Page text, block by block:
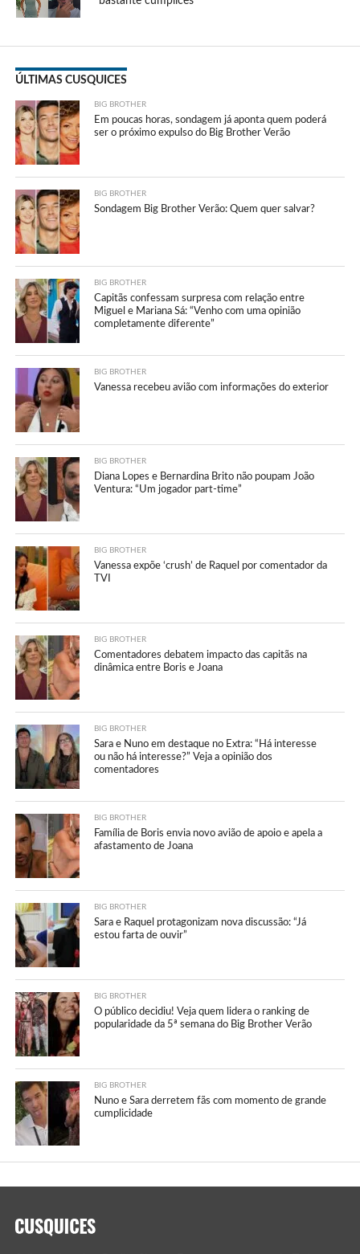
ÚLTIMAS CUSQUICES
BIG BROTHER
Em poucas horas, sondagem já aponta quem poderá
ser o próximo expulso do Big Brother Verão
BIG BROTHER
Sondagem Big Brother Verão: Quem quer salvar?
BIG BROTHER
Capitãs confessam surpresa com relação entre
Miguel e Mariana Sá: “Venho com uma opinião
completamente diferente”
BIG BROTHER
Vanessa recebeu avião com informações do exterior
BIG BROTHER
Diana Lopes e Bernardina Brito não poupam João
Ventura: “Um jogador part-time”
BIG BROTHER
Vanessa expõe ‘crush’ de Raquel por comentador da
TVI
BIG BROTHER
Comentadores debatem impacto das capitãs na
dinâmica entre Boris e Joana
BIG BROTHER
Sara e Nuno em destaque no Extra: “Há interesse
ou não há interesse?” Veja a opinião dos
comentadores
BIG BROTHER
Família de Boris envia novo avião de apoio e apela a
afastamento de Joana
BIG BROTHER
Sara e Raquel protagonizam nova discussão: “Já
estou farta de ouvir”
BIG BROTHER
O público decidiu! Veja quem lidera o ranking de
popularidade da 5ª semana do Big Brother Verão
BIG BROTHER
Nuno e Sara derretem fãs com momento de grande
cumplicidade